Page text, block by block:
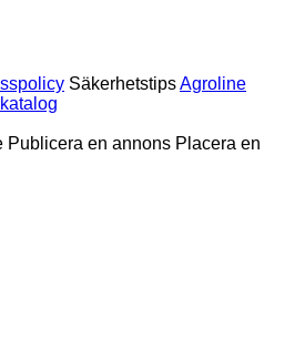
SäkerhetstipsAgroline
Publicera en annons Placera en